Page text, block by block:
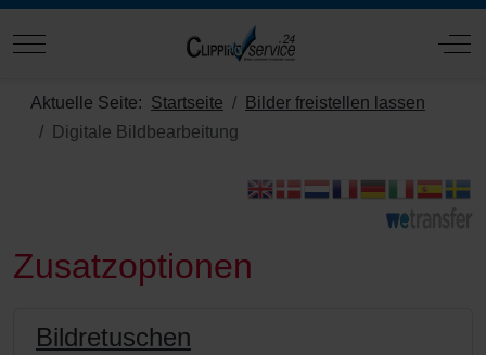
Mobile Menu Toggle Off-
Aktuelle Seite: Startseite
Bilder freistellen lassen
Digitale Bildbearbeitung
Zusatzoptionen
Bildretuschen